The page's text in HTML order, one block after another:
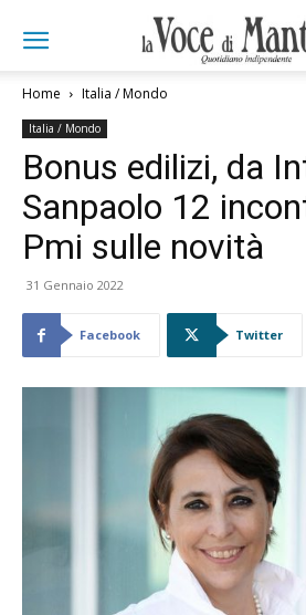
Home Italia / Mondo
Italia / Mondo
Bonus edilizi, da
Sanpaolo 12
Pmi sulle novità
31 Gennaio 2022
Facebook Twitter